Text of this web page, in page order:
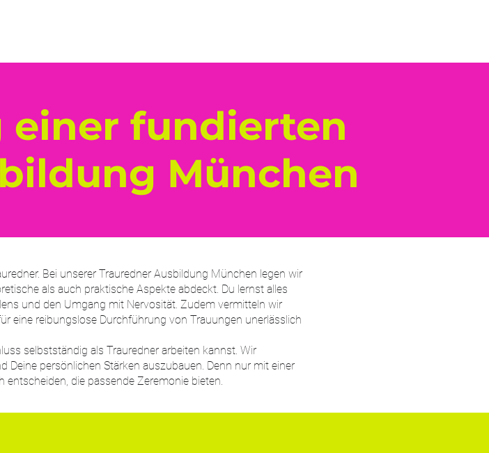
einer fundierten
München
Bei unserer Trauredner Ausbildung München legen wir
als auch praktische Aspekte abdeckt. Du lernst alles
und den Umgang mit Nervosität. Zudem vermitteln wir
eine reibungslose Durchführung von Trauungen unerlässlich
selbstständig als Trauredner arbeiten kannst. Wir
Deine persönlichen Stärken auszubauen. Denn nur mit einer
die passende Zeremonie bieten.